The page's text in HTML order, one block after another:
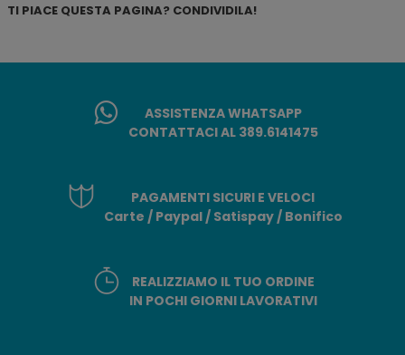
TI PIACE QUESTA PAGINA? CONDIVIDILA!
ASSISTENZA WHATSAPP
CONTATTACI AL 389.6141475
PAGAMENTI SICURI E VELOCI
Carte / Paypal / Satispay / Bonifico
REALIZZIAMO IL TUO ORDINE
IN POCHI GIORNI LAVORATIVI